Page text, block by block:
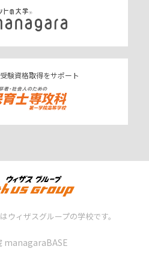
験資格取得をサポート
ウィザスグループの学校です。
managaraBASE